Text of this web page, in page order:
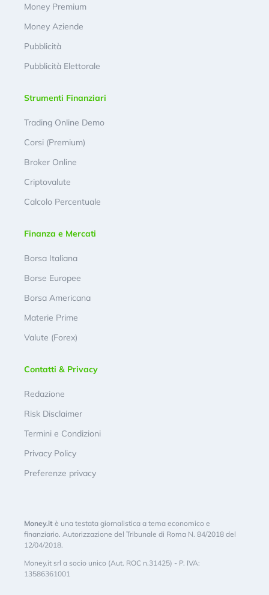
Money Premium
Money Aziende
Pubblicità
Pubblicità Elettorale
Strumenti Finanziari
Trading Online Demo
Corsi (Premium)
Broker Online
Criptovalute
Calcolo Percentuale
Finanza e Mercati
Borsa Italiana
Borse Europee
Borsa Americana
Materie Prime
Valute (Forex)
Contatti & Privacy
Redazione
Risk Disclaimer
Termini e Condizioni
Privacy Policy
Preferenze privacy
Money.it è una testata giornalistica a tema economico e
finanziario. Autorizzazione del Tribunale di Roma N. 84/2018 del
12/04/2018.
Money.it srl a socio unico (Aut. ROC n.31425) - P. IVA:
13586361001